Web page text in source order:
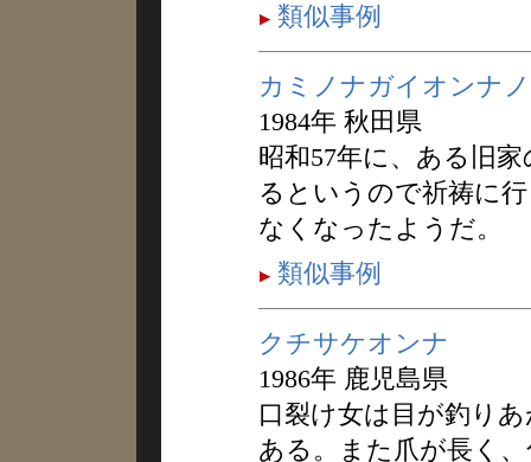
類似事例
カミノナガイオンナ
1984年 秋田県
昭和57年に、ある旧
るというので祈祷に
なくなったようだ。
類似事例
クチサケオンナ
1986年 鹿児島県
口裂け女は目が釣り
ある。また爪が長く